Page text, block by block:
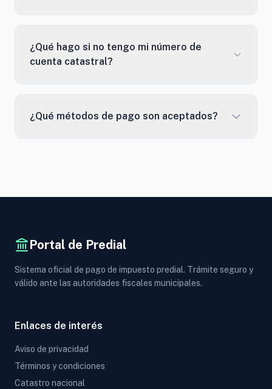
¿Qué hago si no tengo mi número de
cuenta catastral?
¿Qué métodos de pago son aceptados?
Portal de Predial
Sistema oficial de pago de impuesto predial. Trámite seguro y
válido ante las autoridades fiscales municipales.
Enlaces de interés
Aviso de privacidad
Términos y condiciones
Catastro nacional